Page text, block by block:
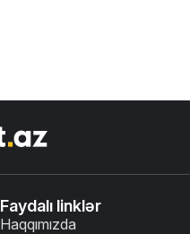
Faydalı linklər
Haqqımızda